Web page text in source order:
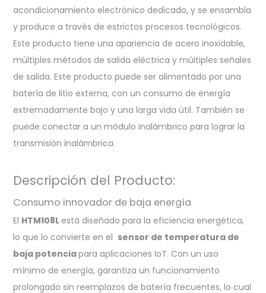
acondicionamiento electrónico dedicado, y se ensambla
y produce a través de estrictos procesos tecnológicos.
Este producto tiene una apariencia de acero inoxidable,
múltiples métodos de salida eléctrica y múltiples señales
de salida. Este producto puede ser alimentado por una
batería de litio externa, con un consumo de energía
extremadamente bajo y una larga vida útil. También se
puede conectar a un módulo inalámbrico para lograr la
transmisión inalámbrica.
Descripción del Producto:
Consumo innovador de baja energía
El HTM108L está diseñado para la eficiencia energética,
lo que lo convierte en el sensor de temperatura de
baja potenciapara aplicaciones IoT. Con un uso
mínimo de energía, garantiza un funcionamiento
prolongado sin reemplazos de batería frecuentes, lo cual